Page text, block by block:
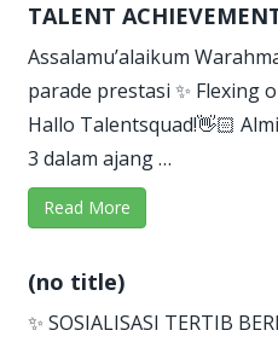
TALENT
Assalamu’alaikum
parade prestasi ✨ Flexing
Hallo Talentsquad!👋🏻
3 dalam ajang …
Read More
(no title)
✨ SOSIALISASI TERTIB